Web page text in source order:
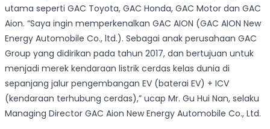
utama seperti GAC Toyota, GAC Honda, GAC Motor dan GAC
Aion. “Saya ingin memperkenalkan GAC AION (GAC AION New
Energy Automobile Co., ltd.). Sebagai anak perusahaan GAC
Group yang didirikan pada tahun 2017, dan bertujuan untuk
menjadi merek kendaraan listrik cerdas kelas dunia di
sepanjang jalur pengembangan EV (baterai EV) + ICV
(kendaraan terhubung cerdas),” ucap Mr. Gu Hui Nan, selaku
Managing Director GAC Aion New Energy Automobile Co., Ltd.